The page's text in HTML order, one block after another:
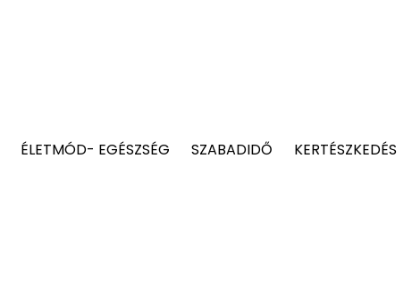
ÉLETMÓD- EGÉSZSÉG SZABADIDŐ KERTÉSZKEDÉS